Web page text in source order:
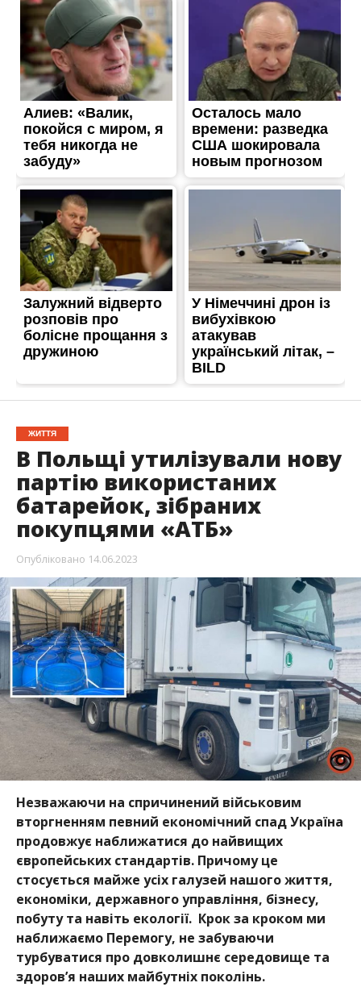
ЖИТТЯ
В Польщі утилізували нову
партію використаних
батарейок, зібраних
покупцями «АТБ»
Опубліковано 14.06.2023
Незважаючи на спричинений військовим
вторгненням певний економічний спад Україна
продовжує наближатися до найвищих
європейських стандартів. Причому це
стосується майже усіх галузей нашого життя,
економіки, державного управління, бізнесу,
побуту та навіть екології. Крок за кроком ми
наближаємо Перемогу, не забуваючи
турбуватися про довколишнє середовище та
здоров’я наших майбутніх поколінь.